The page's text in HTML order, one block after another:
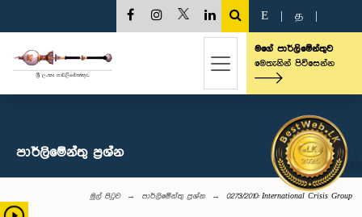
E த
මගේ පාර්ලිමේන්තුව
මෙතැනින් පිවිසෙන්න
පාර්ලි‌මේන්තු‌ ප්‍රශ්න
මුල් පිටුව පාර්ලි‌මේන්තු‌ ප්‍රශ්න 0273/2010: International Crisis Group